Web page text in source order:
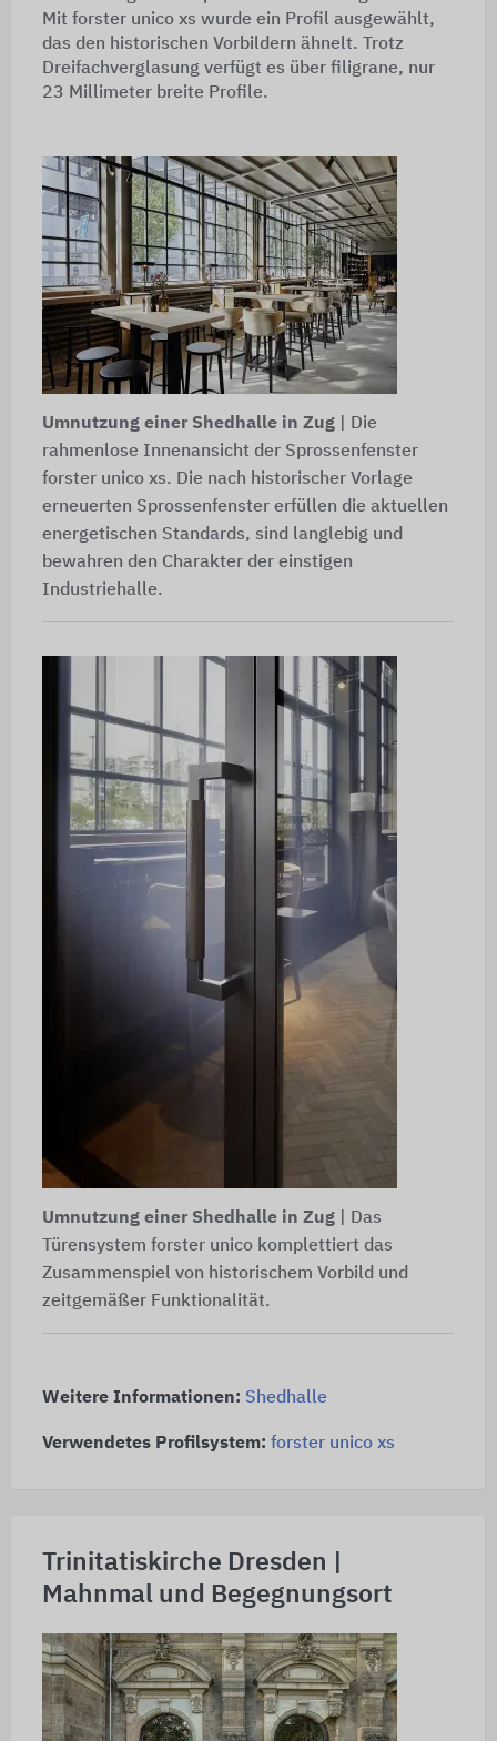
Mit forster unico xs wurde ein Profil ausgewählt,
das den historischen Vorbildern ähnelt. Trotz
Dreifachverglasung verfügt es über filigrane, nur
23 Millimeter breite Profile.
Umnutzung einer Shedhalle in Zug| Die
rahmenlose Innenansicht der Sprossenfenster
forster unico xs. Die nach historischer Vorlage
erneuerten Sprossenfenster erfüllen die aktuellen
energetischen Standards, sind langlebig und
bewahren den Charakter der einstigen
Industriehalle.
Umnutzung einer Shedhalle in Zug| Das
Türensystem forster unico komplettiert das
Zusammenspiel von historischem Vorbild und
zeitgemäßer Funktionalität.
Weitere Informationen: Shedhalle
Verwendetes Profilsystem: forster unico xs
Trinitatiskirche Dresden |
Mahnmal und Begegnungsort